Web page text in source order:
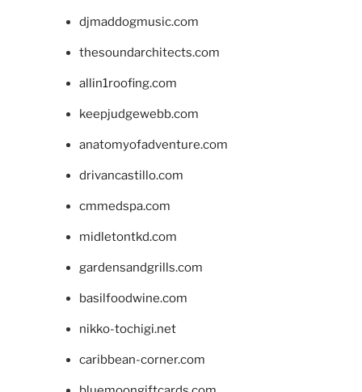
djmaddogmusic.com
thesoundarchitects.com
allin1roofing.com
keepjudgewebb.com
anatomyofadventure.com
drivancastillo.com
cmmedspa.com
midletontkd.com
gardensandgrills.com
basilfoodwine.com
nikko-tochigi.net
caribbean-corner.com